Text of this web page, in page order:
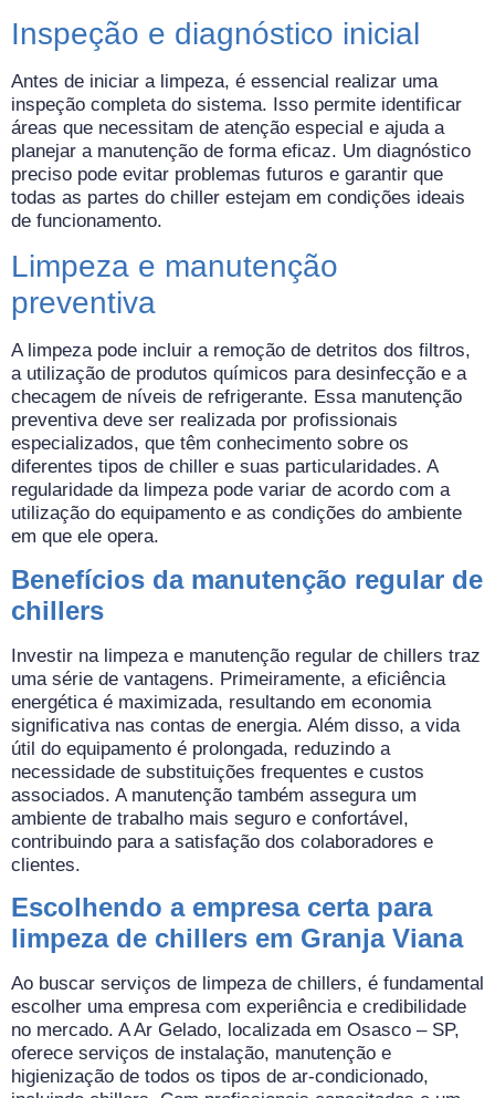
Inspeção e diagnóstico inicial
Antes de iniciar a limpeza, é essencial realizar uma
inspeção completa do sistema. Isso permite identificar
áreas que necessitam de atenção especial e ajuda a
planejar a manutenção de forma eficaz. Um diagnóstico
preciso pode evitar problemas futuros e garantir que
todas as partes do chiller estejam em condições ideais
de funcionamento.
Limpeza e manutenção
preventiva
A limpeza pode incluir a remoção de detritos dos filtros,
a utilização de produtos químicos para desinfecção e a
checagem de níveis de refrigerante. Essa manutenção
preventiva deve ser realizada por profissionais
especializados, que têm conhecimento sobre os
diferentes tipos de chiller e suas particularidades. A
regularidade da limpeza pode variar de acordo com a
utilização do equipamento e as condições do ambiente
em que ele opera.
Benefícios da manutenção regular de
chillers
Investir na limpeza e manutenção regular de chillers traz
uma série de vantagens. Primeiramente, a eficiência
energética é maximizada, resultando em economia
significativa nas contas de energia. Além disso, a vida
útil do equipamento é prolongada, reduzindo a
necessidade de substituições frequentes e custos
associados. A manutenção também assegura um
ambiente de trabalho mais seguro e confortável,
contribuindo para a satisfação dos colaboradores e
clientes.
Escolhendo a empresa certa para
limpeza de chillers em Granja Viana
Ao buscar serviços de limpeza de chillers, é fundamental
escolher uma empresa com experiência e credibilidade
no mercado. A Ar Gelado, localizada em Osasco – SP,
oferece serviços de instalação, manutenção e
higienização de todos os tipos de ar-condicionado,